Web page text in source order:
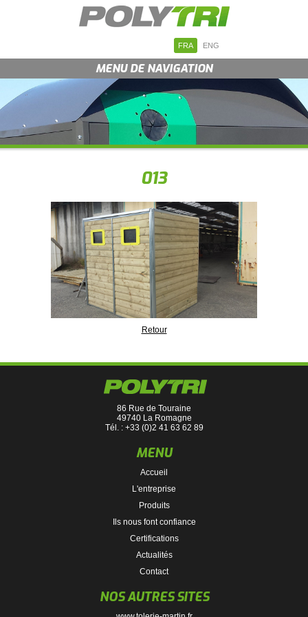
FRA ENG
MENU DE NAVIGATION
013
Retour
86 Rue de Touraine
49740 La Romagne
Tél. : +33 (0)2 41 63 62 89
MENU
Accueil
L'entreprise
Produits
Ils nous font confiance
Certifications
Actualités
Contact
NOS AUTRES SITES